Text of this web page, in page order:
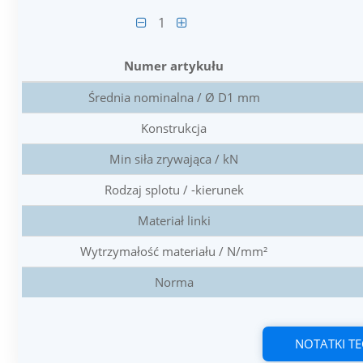
1
Numer artykułu
Średnia nominalna / Ø D1 mm
Konstrukcja
Min siła zrywająca / kN
Rodzaj splotu / -kierunek
Materiał linki
Wytrzymałość materiału / N/mm²
Norma
NOTATKI